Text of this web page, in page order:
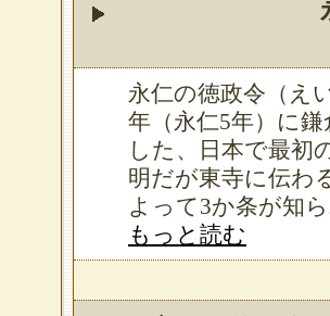
永仁の徳政令（え
年（永仁5年）に
した、日本で最初
明だが東寺に伝わ
よって3か条が知
もっと読む